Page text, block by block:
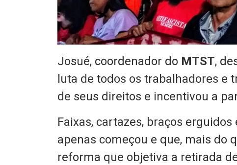
Josué, coordenador do MTST,
luta de todos os trabalhadores e
de seus direitos e incentivou a
Faixas, cartazes, braços
apenas começou e que, mais do
reforma que objetiva a retirada